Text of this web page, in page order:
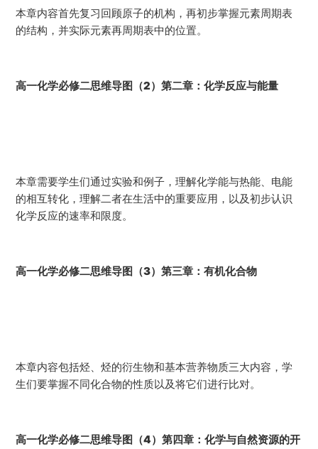
本章内容首先复习回顾原子的机构，再初步掌握元素周期表
的结构，并实际元素再周期表中的位置。
高一化学必修二思维导图（2）第二章：化学反应与能量
本章需要学生们通过实验和例子，理解化学能与热能、电能
的相互转化，理解二者在生活中的重要应用，以及初步认识
化学反应的速率和限度。
高一化学必修二思维导图（3）第三章：有机化合物
本章内容包括烃、烃的衍生物和基本营养物质三大内容，学
生们要掌握不同化合物的性质以及将它们进行比对。
高一化学必修二思维导图（4）第四章：化学与自然资源的开